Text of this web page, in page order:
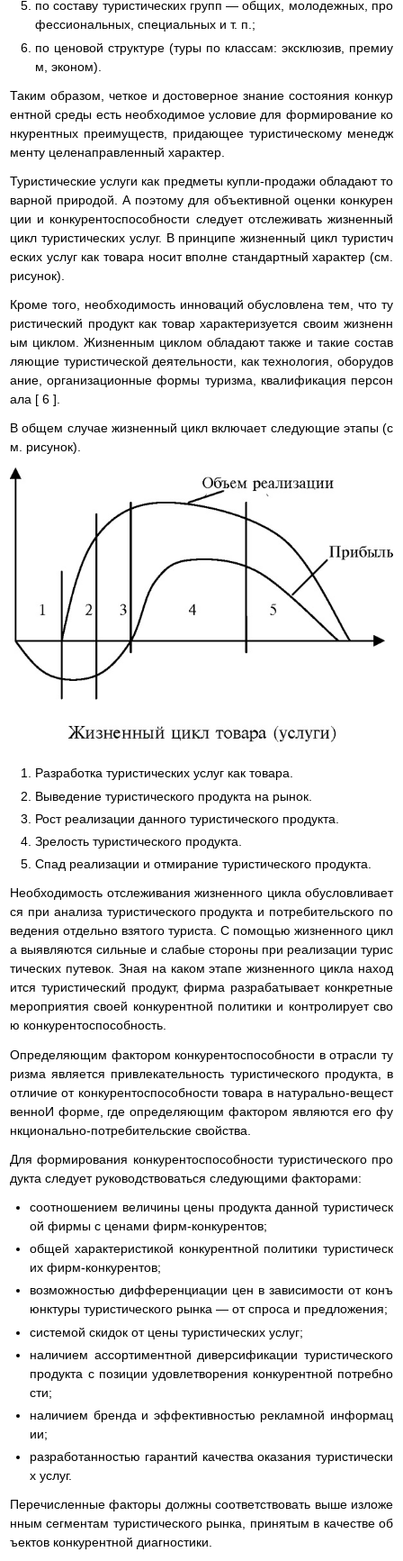
по составу туристических групп — общих, молодежных, про
фессиональных, специальных и т. п.;
по ценовой структуре (туры по классам: эксклюзив, премиу
м, эконом).
Таким образом, четкое и достоверное знание состояния конкур
ентной среды есть необходимое условие для формирование ко
нкурентных преимуществ, придающее туристическому менедж
менту целенаправленный характер.
Туристические услуги как предметы купли-продажи обладают то
варной природой. А поэтому для объективной оценки конкурен
ции и конкурентоспособности следует отслеживать жизненный
цикл туристических услуг. В принципе жизненный цикл туристич
еских услуг как товара носит вполне стандартный характер (см.
рисунок).
Кроме того, необходимость инноваций обусловлена тем, что ту
ристический продукт как товар характеризуется своим жизненн
ым циклом. Жизненным циклом обладают также и такие состав
ляющие туристической деятельности, как технология, оборудов
ание, организационные формы туризма, квалификация персон
ала [ 6 ].
В общем случае жизненный цикл включает следующие этапы (с
м. рисунок).
Разработка туристических услуг как товара.
Выведение туристического продукта на рынок.
Рост реализации данного туристического продукта.
Зрелость туристического продукта.
Спад реализации и отмирание туристического продукта.
Необходимость отслеживания жизненного цикла обусловливает
ся при анализа туристического продукта и потребительского по
ведения отдельно взятого туриста. С помощью жизненного цикл
а выявляются сильные и слабые стороны при реализации турис
тических путевок. Зная на каком этапе жизненного цикла наход
ится туристический продукт, фирма разрабатывает конкретные
мероприятия своей конкурентной политики и контролирует сво
ю конкурентоспособность.
Определяющим фактором конкурентоспособности в отрасли ту
ризма является привлекательность туристического продукта, в
отличие от конкурентоспособности товара в натурально-вещест
венноИ форме, где определяющим фактором являются его фу
нкционально-потребительские свойства.
Для формирования конкурентоспособности туристического про
дукта следует руководствоваться следующими факторами:
соотношением величины цены продукта данной туристическ
ой фирмы с ценами фирм-конкурентов;
общей характеристикой конкурентной политики туристическ
их фирм-конкурентов;
возможностью дифференциации цен в зависимости от конъ
юнктуры туристического рынка — от спроса и предложения;
системой скидок от цены туристических услуг;
наличием ассортиментной диверсификации туристического
продукта с позиции удовлетворения конкурентной потребно
сти;
наличием бренда и эффективностью рекламной информац
ии;
разработанностью гарантий качества оказания туристически
х услуг.
Перечисленные факторы должны соответствовать выше изложе
нным сегментам туристического рынка, принятым в качестве об
ъектов конкурентной диагностики.